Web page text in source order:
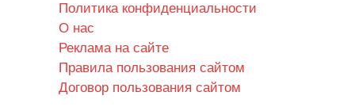
Политика конфиденциальности
О нас
Реклама на сайте
Правила пользования сайтом
Договор пользования сайтом